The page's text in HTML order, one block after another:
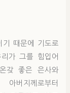
때문에 기도로
가 그를 힘입어
갖 좋은 은사와
버지께로부터